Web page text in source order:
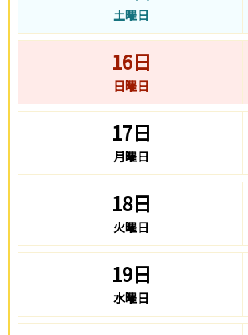
土曜日
16日
日曜日
17日
月曜日
18日
火曜日
19日
水曜日